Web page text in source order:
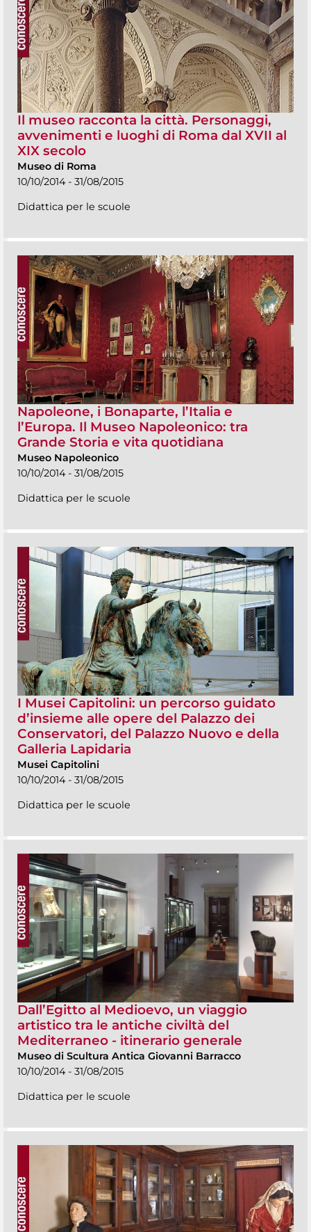
Il museo racconta la città. Personaggi,
avvenimenti e luoghi di Roma dal XVII al
XIX secolo
Museo di Roma
10/10/2014 - 31/08/2015
Didattica per le scuole
Napoleone, i Bonaparte, l’Italia e
l’Europa. Il Museo Napoleonico: tra
Grande Storia e vita quotidiana
Museo Napoleonico
10/10/2014 - 31/08/2015
Didattica per le scuole
I Musei Capitolini: un percorso guidato
d’insieme alle opere del Palazzo dei
Conservatori, del Palazzo Nuovo e della
Galleria Lapidaria
Musei Capitolini
10/10/2014 - 31/08/2015
Didattica per le scuole
Dall’Egitto al Medioevo, un viaggio
artistico tra le antiche civiltà del
Mediterraneo - itinerario generale
Museo di Scultura Antica Giovanni Barracco
10/10/2014 - 31/08/2015
Didattica per le scuole